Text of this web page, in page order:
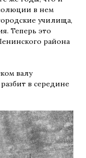
в нем
училища,
Теперь это
района
валу
в середине